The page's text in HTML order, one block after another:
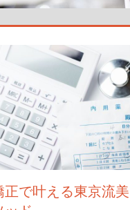
正で叶える東京流